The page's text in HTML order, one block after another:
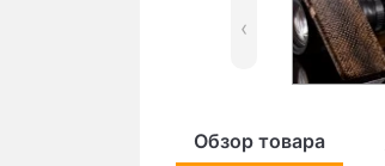
‹
Обзор товара